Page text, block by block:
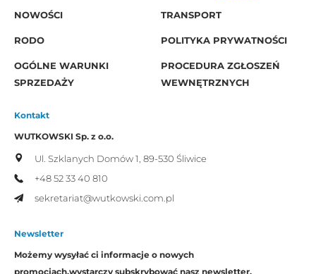
NOWOŚCI TRANSPORT
RODO POLITYKA PRYWATNOŚCI
OGÓLNE WARUNKI
SPRZEDAŻY
PROCEDURA ZGŁOSZEŃ
WEWNĘTRZNYCH
Kontakt
WUTKOWSKI Sp. z o.o.
Ul. Szklanych Domów 1, 89-530 Śliwice
+48 52 33 40 810
sekretariat@wutkowski.com.pl
Newsletter
Możemy wysyłać ci informacje o nowych
promocjach,wystarczy subskrybować nasz newsletter.